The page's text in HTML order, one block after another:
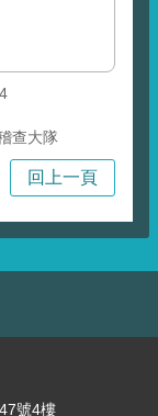
查大隊
回上一頁
號4樓